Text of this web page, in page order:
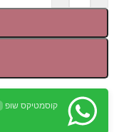
קוסמטיקס שופ